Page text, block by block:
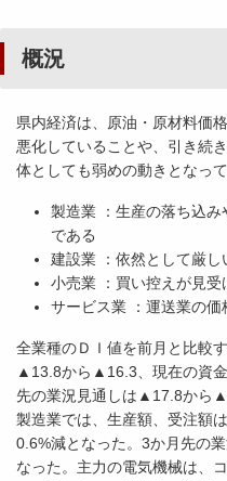
概況
県内経済は、原油・原材料価
悪化していることや、引き続
体としても弱めの動きとなって
製造業 ：生産の落ち込み
である
建設業 ：依然として厳し
小売業 ：買い控えが見受
サービス業 ：運送業の価
全業種のＤＩ値を前月と比較
▲13.8から▲16.3、現在の資
先の業況見通しは▲17.8から
製造業では、生産額、受注額
0.6%減となった。3か月先の
なった。主力の電気機械は、